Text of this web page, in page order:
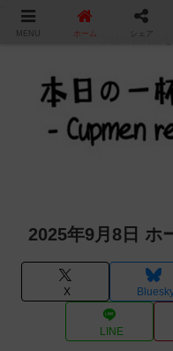
カップ麺の新商品
2025年9月8日 ホ
X
LINE
MENU ホーム シェア